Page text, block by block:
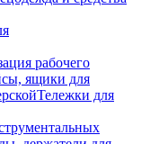
рабочего
ящики для
Тележки для